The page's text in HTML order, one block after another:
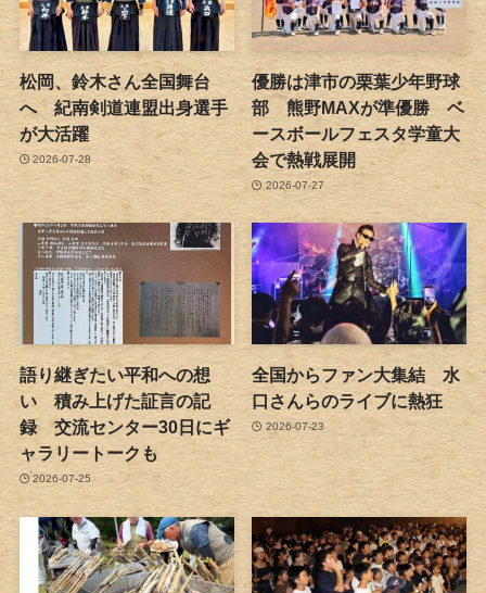
松岡、鈴木さん全国舞台
へ 紀南剣道連盟出身選手
が大活躍
2026-07-28
優勝は津市の栗葉少年野球
部 熊野MAXが準優勝 ベ
ースボールフェスタ学童大
会で熱戦展開
2026-07-27
語り継ぎたい平和への想
い 積み上げた証言の記
録 交流センター30日にギ
ャラリートークも
2026-07-25
全国からファン大集結 水
口さんらのライブに熱狂
2026-07-23